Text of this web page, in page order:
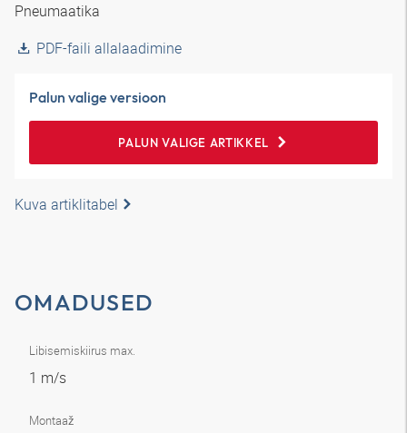
Pneumaatika
PDF-faili allalaadimine
Palun valige versioon
PALUN VALIGE ARTIKKEL
Kuva artiklitabel
OMADUSED
Libisemiskiirus max.
1 m/s
Montaaž